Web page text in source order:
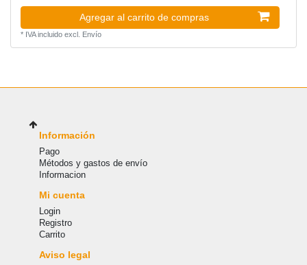
Agregar al carrito de compras
* IVA incluidoexcl. Envío
Información
Pago
Métodos y gastos de envío
Informacion
Mi cuenta
Login
Registro
Carrito
Aviso legal